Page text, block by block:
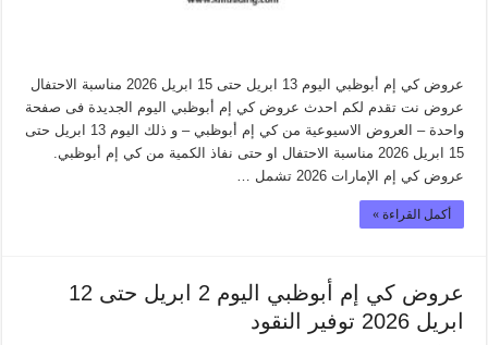
عروض كي إم أبوظبي اليوم 13 ابريل حتى 15 ابريل 2026 مناسبة الاحتفال
عروض نت تقدم لكم احدث عروض كي إم أبوظبي اليوم الجديدة فى صفحة
واحدة – العروض الاسيوعية من كي إم أبوظبي – و ذلك اليوم 13 ابريل حتى
15 ابريل 2026 مناسبة الاحتفال او حتى نفاذ الكمية من كي إم أبوظبي.
عروض كي إم الإمارات 2026 تشمل …
أكمل القراءة »
عروض كي إم أبوظبي اليوم 2 ابريل حتى 12
ابريل 2026 توفير النقود